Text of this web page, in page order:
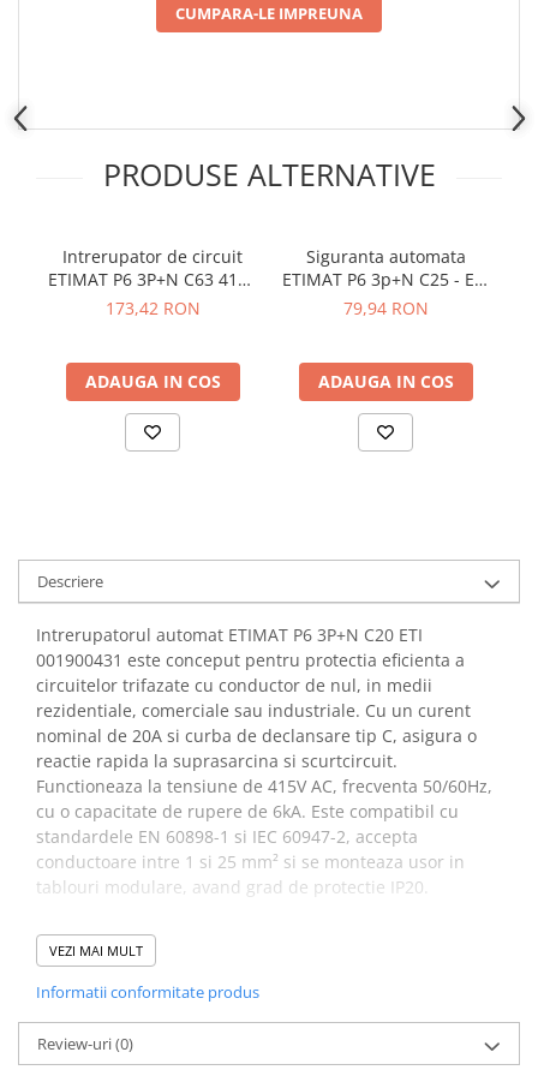
Placi de Expansiune
Componente Electronice
Acumulatori
Contoare si Relee Electrice
Sigurante Automate
Sigurante Fuzibile
Descarcatoare de Supratensiune
Contactoare
Blocuri de Distributie
Tablouri Electrice
Accesorii Tablouri Electrice
Stabilizatoare de Tensiune
Convertoare de Tensiune
Banda Izolatoare
Panouri Fotovoltaice
Smart Home
Prize Inteligente
Module Smart Home
Camere Supraveghere
Iluminat
CUMPARA-LE IMPREUNA
PRODUSE ALTERNATIVE
Intrerupator de circuit
ETIMAT P6 3P+N C63 415V
AC 6kA ETI 001900436
173,42 RON
ADAUGA IN COS
Siguranta automata
ETIMAT P6 3p+N C25 - ETI
001900432
79,94 RON
ADAUGA IN COS
Descriere
Intrerupatorul automat ETIMAT P6 3P+N C20 ETI
001900431 este conceput pentru protectia eficienta a
circuitelor trifazate cu conductor de nul, in medii
rezidentiale, comerciale sau industriale. Cu un curent
nominal de 20A si curba de declansare tip C, asigura o
reactie rapida la suprasarcina si scurtcircuit.
Functioneaza la tensiune de 415V AC, frecventa 50/60Hz,
cu o capacitate de rupere de 6kA. Este compatibil cu
standardele EN 60898-1 si IEC 60947-2, accepta
conductoare intre 1 si 25 mm² si se monteaza usor in
tablouri modulare, avand grad de protectie IP20.
Specificatii protectie
electrica ETIMAT P6 C20 6kA
ETI 001900431:
VEZI MAI MULT
Informatii conformitate produs
Review-uri(0)